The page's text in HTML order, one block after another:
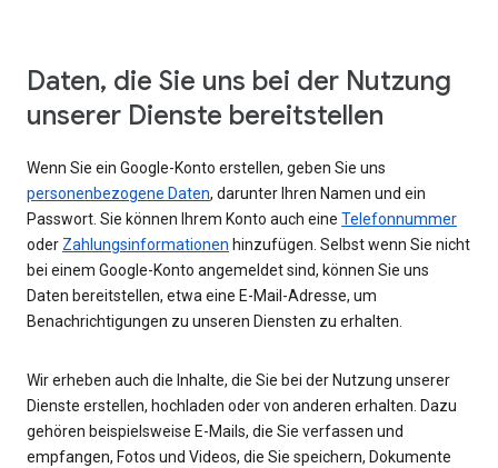
Daten, die Sie uns bei der Nutzung
unserer Dienste bereitstellen
Wenn Sie ein Google-Konto erstellen, geben Sie uns
personenbezogene Daten, darunter Ihren Namen und ein
Passwort. Sie können Ihrem Konto auch eine Telefonnummer
oder Zahlungsinformationen hinzufügen. Selbst wenn Sie nicht
bei einem Google-Konto angemeldet sind, können Sie uns
Daten bereitstellen, etwa eine E-Mail-Adresse, um
Benachrichtigungen zu unseren Diensten zu erhalten.
Wir erheben auch die Inhalte, die Sie bei der Nutzung unserer
Dienste erstellen, hochladen oder von anderen erhalten. Dazu
gehören beispielsweise E-Mails, die Sie verfassen und
empfangen, Fotos und Videos, die Sie speichern, Dokumente